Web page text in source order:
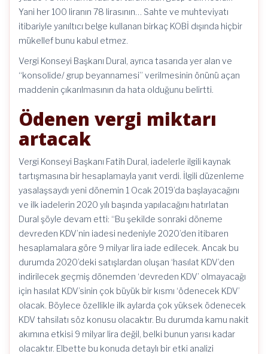
Yani her 100 liranın 78 lirasının… Sahte ve muhteviyatı
itibariyle yanıltıcı belge kullanan birkaç KOBİ dışında hiçbir
mükellef bunu kabul etmez.
Vergi Konseyi Başkanı Dural, ayrıca tasarıda yer alan ve
“konsolide/ grup beyannamesi” verilmesinin önünü açan
maddenin çıkarılmasının da hata olduğunu belirtti.
Ödenen vergi miktarı
artacak
Vergi Konseyi Başkanı Fatih Dural, iadelerle ilgili kaynak
tartışmasına bir hesaplamayla yanıt verdi. İlgili düzenleme
yasalaşsaydı yeni dönemin 1 Ocak 2019’da başlayacağını
ve ilk iadelerin 2020 yılı başında yapılacağını hatırlatan
Dural şöyle devam etti: “Bu şekilde sonraki döneme
devreden KDV’nin iadesi nedeniyle 2020’den itibaren
hesaplamalara göre 9 milyar lira iade edilecek. Ancak bu
durumda 2020’deki satışlardan oluşan ‘hasılat KDV’den
indirilecek geçmiş dönemden ‘devreden KDV’ olmayacağı
için hasılat KDV’sinin çok büyük bir kısmı ‘ödenecek KDV’
olacak. Böylece özellikle ilk aylarda çok yüksek ödenecek
KDV tahsilatı söz konusu olacaktır. Bu durumda kamu nakit
akımına etkisi 9 milyar lira değil, belki bunun yarısı kadar
olacaktır. Elbette bu konuda detaylı bir etki analizi